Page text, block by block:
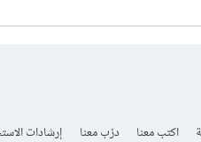
اكتب معنا درّب معنا إرشادات